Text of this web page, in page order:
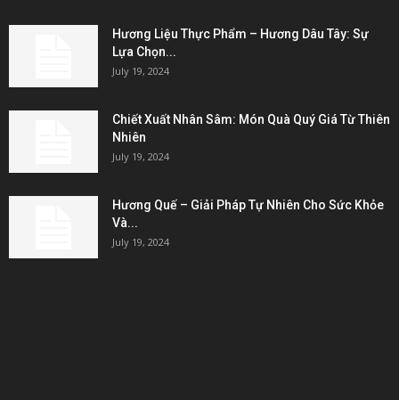
Hương Liệu Thực Phẩm – Hương Dâu Tây: Sự
Lựa Chọn...
July 19, 2024
Chiết Xuất Nhân Sâm: Món Quà Quý Giá Từ Thiên
Nhiên
July 19, 2024
Hương Quế – Giải Pháp Tự Nhiên Cho Sức Khỏe
Và...
July 19, 2024